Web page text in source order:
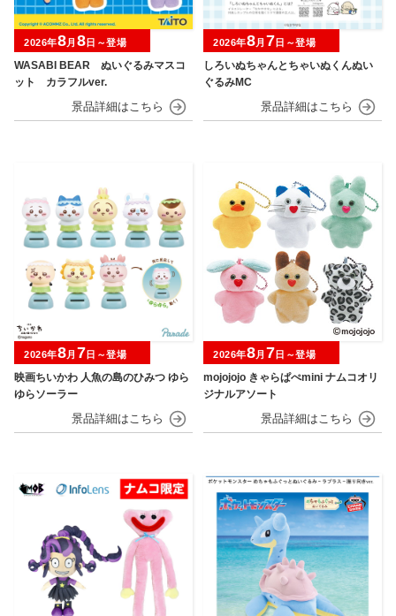
WASABI BEAR ぬいぐるみマスコ
ット カラフルver.
2026年8月 8 日～登場
しろいぬちゃんとちゃいぬくんぬい
ぐるみMC
2026年8月 7 日～登場
映画ちいかわ 人魚の島のひみつ ゆら
ゆらソーラー
2026年8月 7日～登場
mojojojo きゃらぱぺmini ナムコオリ
ジナルアソート
2026年8月 7日～登場